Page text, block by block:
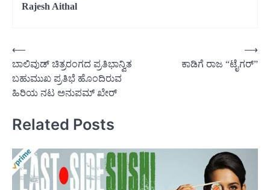
Rajesh Aithal
Post
navigation
⟵
ಬಾಲಿವುಡ್ ಚಿತ್ರರಂಗದ ಪ್ರತಿಭಾನ್ವಿತ
ಬಹುಮುಖ ಪ್ರತಿಭೆ ಹೊಂದಿರುವ
ಹಿರಿಯ ನಟ ಅನುಪಮ್ ಖೇರ್
ಕಾಡಿಗೆ ರಾಜ “ಟೈಗರ್”
⟶
Related Posts